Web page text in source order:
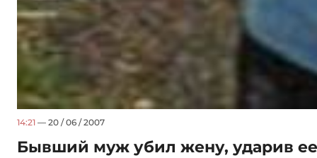
14:21 — 20 / 06 / 2007
Бывший муж убил жену, ударив